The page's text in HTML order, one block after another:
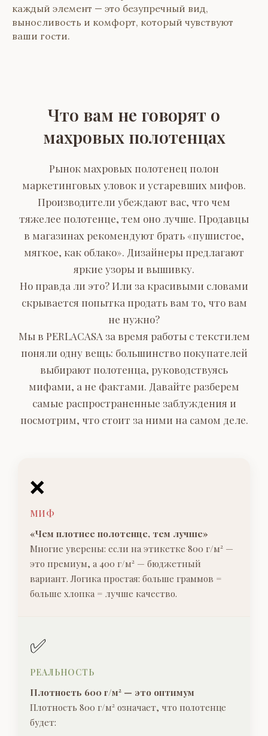
каждый элемент — это безупречный вид,
выносливость и комфорт, который чувствуют
ваши гости.
Что вам не говорят о
махровых полотенцах
Рынок махровых полотенец полон
маркетинговых уловок и устаревших мифов.
Производители убеждают вас, что чем
тяжелее полотенце, тем оно лучше. Продавцы
в магазинах рекомендуют брать «пушистое,
мягкое, как облако». Дизайнеры предлагают
яркие узоры и вышивку.
Но правда ли это? Или за красивыми словами
скрывается попытка продать вам то, что вам
не нужно?
Мы в PERLACASA за время работы с текстилем
поняли одну вещь: большинство покупателей
выбирают полотенца, руководствуясь
мифами, а не фактами. Давайте разберем
самые распространенные заблуждения и
посмотрим, что стоит за ними на самом деле.
❌
МИФ
«Чем плотнее полотенце, тем лучше»
Многие уверены: если на этикетке 800 г/м² —
это премиум, а 400 г/м² — бюджетный
вариант. Логика простая: больше граммов =
больше хлопка = лучше качество.
✅
РЕАЛЬНОСТЬ
Плотность 600 г/м² — это оптимум
Плотность 800 г/м² означает, что полотенце
будет: